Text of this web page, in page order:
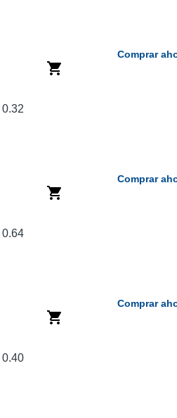
0.32
Comprar
0.64
Comprar
0.40
Comprar